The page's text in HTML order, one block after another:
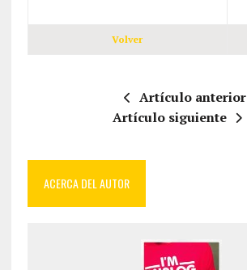
Volver
Artículo anterior
Artículo siguiente
ACERCA DEL AUTOR